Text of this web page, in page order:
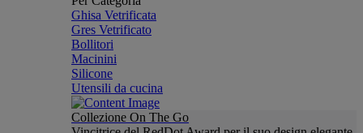
Ghisa Vetrificata
Gres Vetrificato
Bollitori
Macinini
Silicone
Utensili da cucina
Collezione On The Go